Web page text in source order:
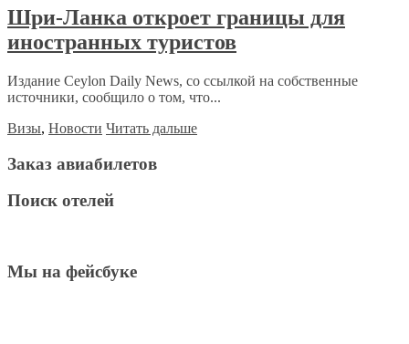
Шри-Ланка откроет границы для
иностранных туристов
Издание Ceylon Daily News, со ссылкой на собственные
источники, сообщило о том, что...
Визы, Новости Читать дальше
Заказ авиабилетов
Поиск отелей
Мы на фейсбуке